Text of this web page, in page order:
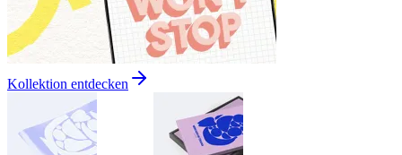
Kollektion entdecken